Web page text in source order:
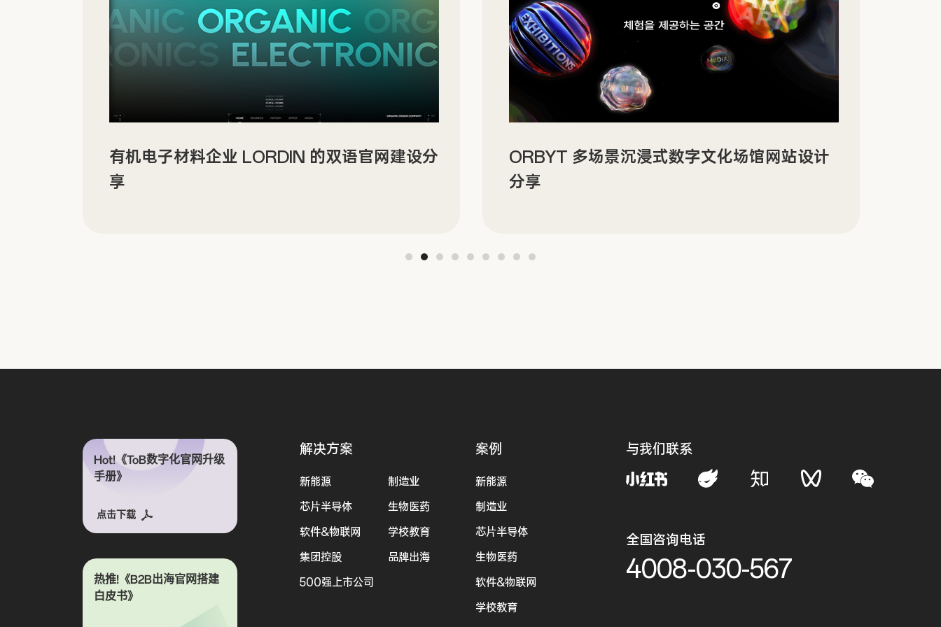
有机电子材料企业 LORDIN 的双语官网建设分
享
ORBYT 多场景沉浸式数字文化场馆网站设计
分享
Hot!《ToB数字化官网升级
手册》
点击下载
热推!《B2B出海官网搭建
白皮书》
解决方案
新能源
制造业
芯片半导体
生物医药
软件&物联网
学校教育
集团控股
品牌出海
500强上市公司
案例
新能源
制造业
芯片半导体
生物医药
软件&物联网
学校教育
与我们联系
全国咨询电话
4008-030-567